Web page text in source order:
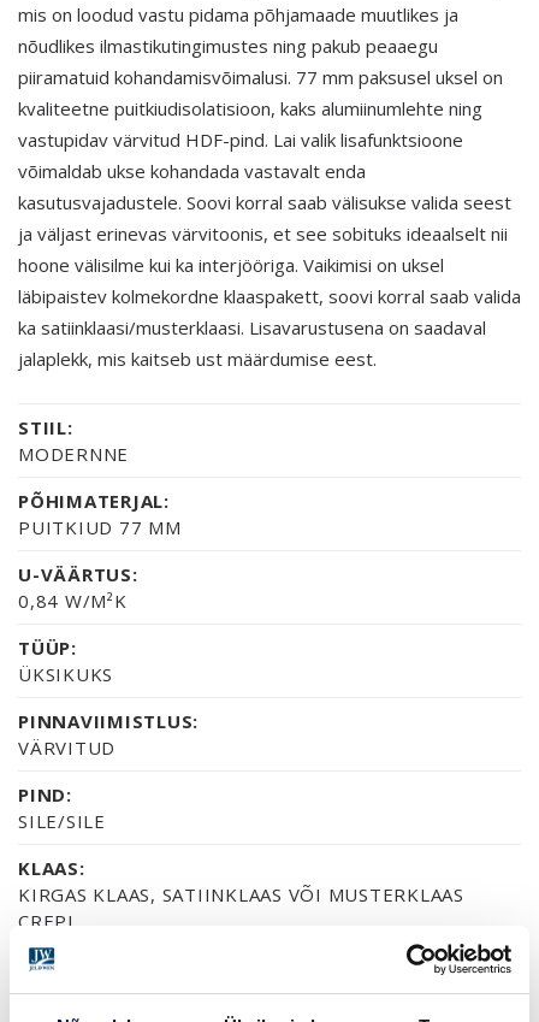
mis on loodud vastu pidama põhjamaade muutlikes ja
nõudlikes ilmastikutingimustes ning pakub peaaegu
piiramatuid kohandamisvõimalusi. 77 mm paksusel uksel on
kvaliteetne puitkiudisolatisioon, kaks alumiinumlehte ning
vastupidav värvitud HDF-pind. Lai valik lisafunktsioone
võimaldab ukse kohandada vastavalt enda
kasutusvajadustele. Soovi korral saab välisukse valida seest
ja väljast erinevas värvitoonis, et see sobituks ideaalselt nii
hoone välisilme kui ka interjööriga. Vaikimisi on uksel
läbipaistev kolmekordne klaaspakett, soovi korral saab valida
ka satiinklaasi/musterklaasi. Lisavarustusena on saadaval
jalaplekk, mis kaitseb ust määrdumise eest.
STIIL:
MODERNNE
PÕHIMATERJAL:
PUITKIUD 77 MM
U-VÄÄRTUS:
0,84 W/M²K
TÜÜP:
ÜKSIKUKS
PINNAVIIMISTLUS:
VÄRVITUD
PIND:
SILE/SILE
KLAAS:
KIRGAS KLAAS, SATIINKLAAS VÕI MUSTERKLAAS
CREPI
SERTIFIKAAT:
70% PEFC